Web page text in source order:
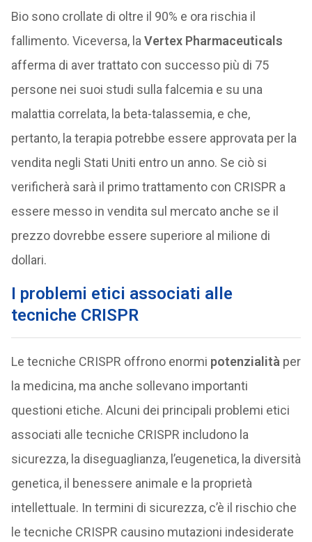
Bio sono crollate di oltre il 90% e ora rischia il
fallimento. Viceversa, la Vertex Pharmaceuticals
afferma di aver trattato con successo più di 75
persone nei suoi studi sulla falcemia e su una
malattia correlata, la beta-talassemia, e che,
pertanto, la terapia potrebbe essere approvata per la
vendita negli Stati Uniti entro un anno. Se ciò si
verificherà sarà il primo trattamento con CRISPR a
essere messo in vendita sul mercato anche se il
prezzo dovrebbe essere superiore al milione di
dollari.
I problemi etici associati alle
tecniche CRISPR
Le tecniche CRISPR offrono enormi potenzialità per
la medicina, ma anche sollevano importanti
questioni etiche. Alcuni dei principali problemi etici
associati alle tecniche CRISPR includono la
sicurezza, la diseguaglianza, l’eugenetica, la diversità
genetica, il benessere animale e la proprietà
intellettuale. In termini di sicurezza, c’è il rischio che
le tecniche CRISPR causino mutazioni indesiderate